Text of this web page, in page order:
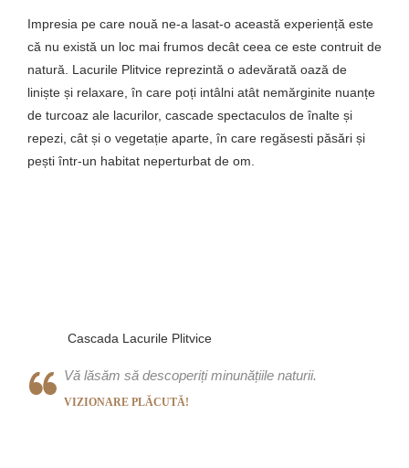
Impresia pe care nouă ne-a lasat-o această experiență este
că nu există un loc mai frumos decât ceea ce este contruit de
natură. Lacurile Plitvice reprezintă o adevărată oază de
liniște și relaxare, în care poți intâlni atât nemărginite nuanțe
de turcoaz ale lacurilor, cascade spectaculos de înalte și
repezi, cât și o vegetație aparte, în care regăsesti păsări și
pești într-un habitat neperturbat de om.
Cascada Lacurile Plitvice
Vă lăsăm să descoperiți minunățiile naturii.
VIZIONARE PLĂCUTĂ!